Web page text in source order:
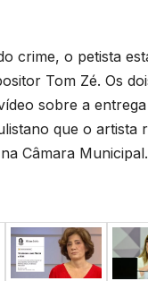
crime, o petista
Tom Zé. Os
sobre a
que o artista
Câmara Municipal.